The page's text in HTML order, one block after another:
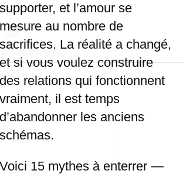
supporter, et l’amour se
mesure au nombre de
sacrifices. La réalité a changé,
et si vous voulez construire
des relations qui fonctionnent
vraiment, il est temps
d’abandonner les anciens
schémas.
Voici 15 mythes à enterrer —